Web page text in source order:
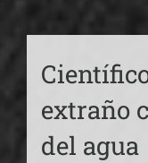
extraño
del agua